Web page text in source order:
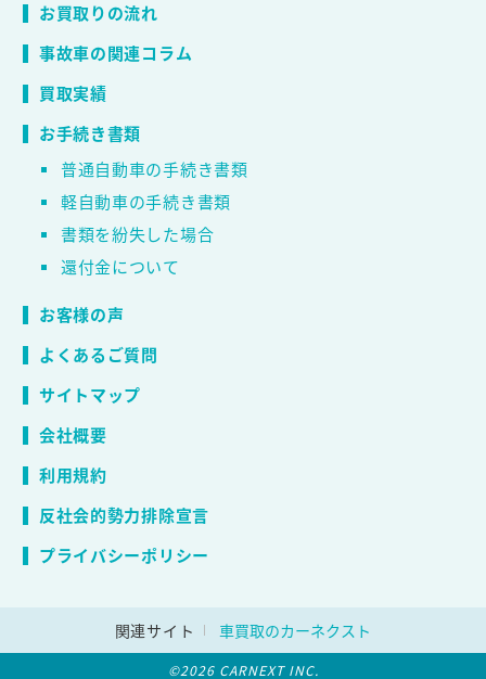
お買取りの流れ
事故車の関連コラム
買取実績
お手続き書類
普通自動車の手続き書類
軽自動車の手続き書類
書類を紛失した場合
還付金について
お客様の声
よくあるご質問
サイトマップ
会社概要
利用規約
反社会的勢力排除宣言
プライバシーポリシー
関連サイト 車買取のカーネクスト
©2026 CARNEXT INC.